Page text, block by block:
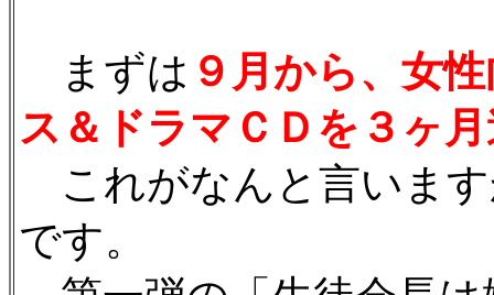
まずは ９月から、女
ス＆ドラマＣＤを３ヶ
これがなんと言いま
です。